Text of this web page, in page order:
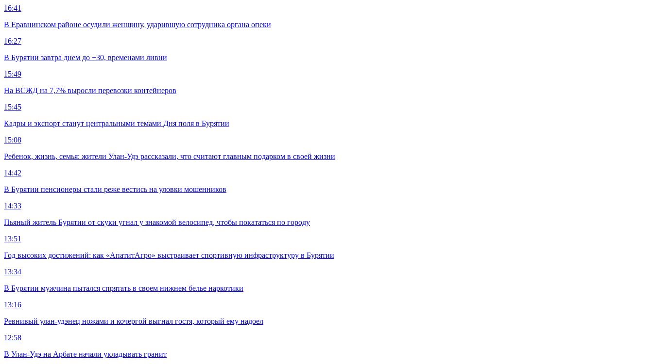
16:41
В Еравнинском районе осудили женщину, ударившую сотрудника органа опеки
16:27
В Бурятии завтра днем до +30, временами ливни
15:49
На ВСЖД на 7,7% выросли перевозки контейнеров
15:45
Кадры и экспорт станут центральными темами Дня поля в Бурятии
15:08
Ребенок, жизнь, семья: жители Улан-Удэ рассказали, что считают главным подарком в своей жизни
14:42
В Бурятии пенсионеры стали реже вестись на уловки мошенников
14:33
Пьяный житель Бурятии от скуки угнал у знакомой велосипед, чтобы покататься по городу
13:51
Год высоких достижений: как «АпатитАгро» выстраивает спортивную инфраструктуру в Бурятии
13:34
В Бурятии мужчина пытался спрятать в своем нижнем белье наркотики
13:16
Ревнивый улан-удэнец ножами и кочергой выгнал гостя, который ему надоел
12:58
В Улан-Удэ на Арбате начали укладывать гранит